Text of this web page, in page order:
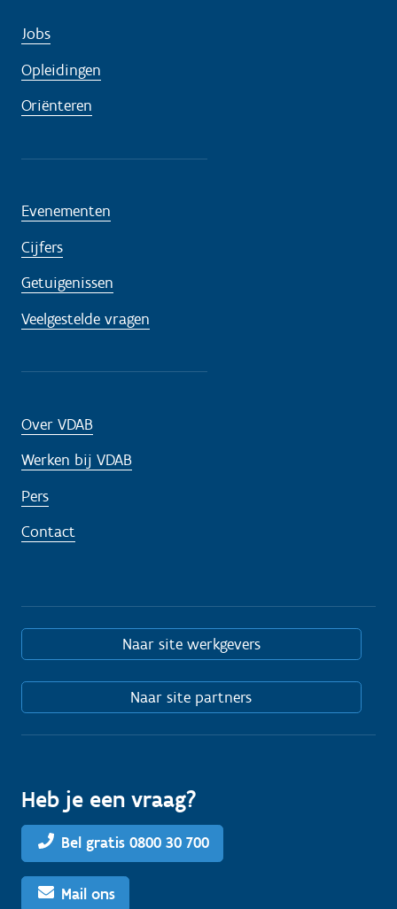
Jobs
Opleidingen
Oriënteren
Evenementen
Cijfers
Getuigenissen
Veelgestelde vragen
Over VDAB
Werken bij VDAB
Pers
Contact
Naar site werkgevers
Naar site partners
Heb je een vraag?
Bel gratis 0800 30 700
Mail ons